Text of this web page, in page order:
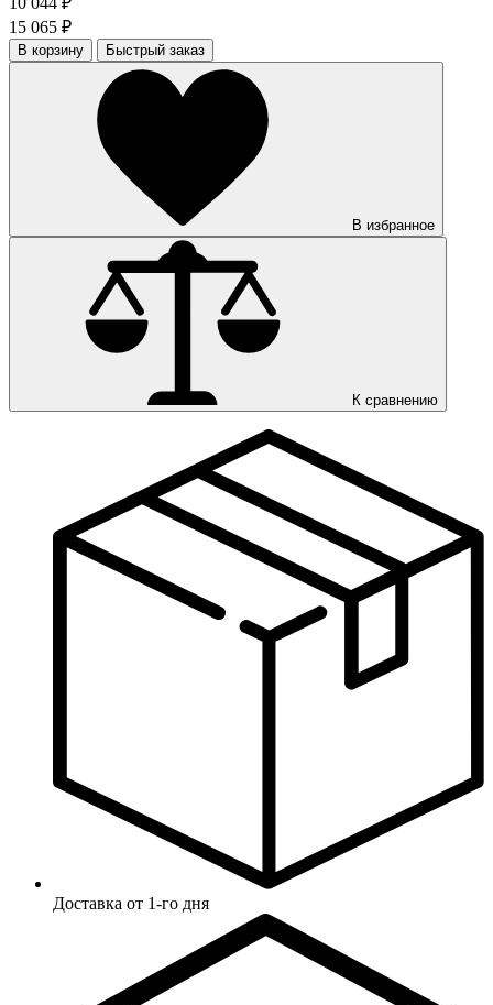
15 065 ₽
В корзину Быстрый заказ
В избранное
К сравнению
Доставка от 1-го дня